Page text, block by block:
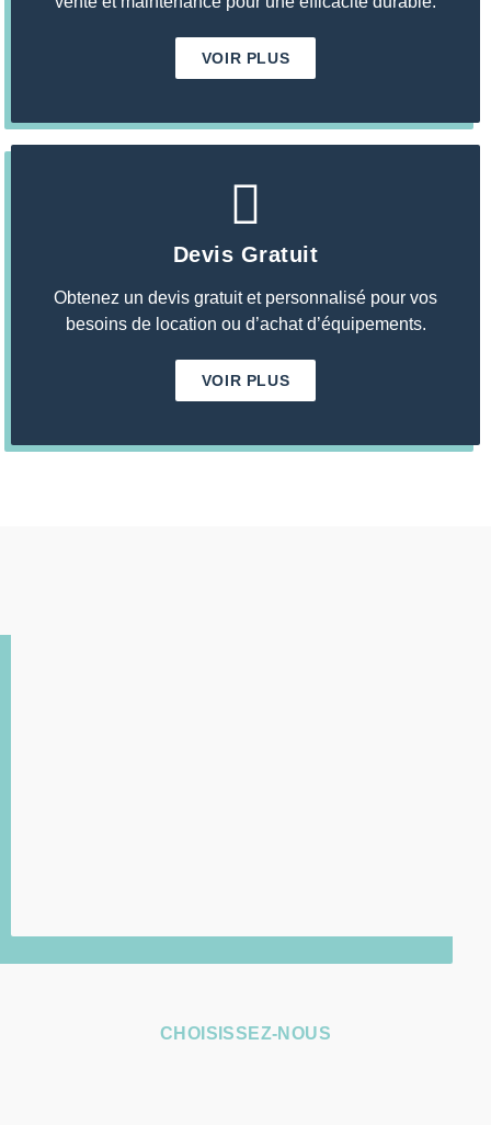
VOIR PLUS
Devis Gratuit
Obtenez un devis gratuit et personnalisé pour vos
besoins de location ou d’achat d’équipements.
VOIR PLUS
CHOISISSEZ-NOUS